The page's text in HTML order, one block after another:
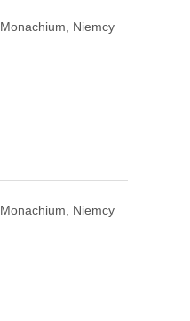
Monachium, Niemcy
Monachium, Niemcy